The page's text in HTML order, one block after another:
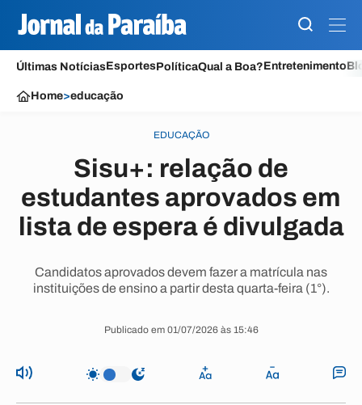
Últimas NotíciasEsportesPolíticaQual a Boa?Entretenimento
Home>educação
EDUCAÇÃO
Sisu+: relação de
estudantes aprovados em
lista de espera é divulgada
Candidatos aprovados devem fazer a matrícula nas
instituições de ensino a partir desta quarta-feira (1°).
Publicado em 01/07/2026 às 15:46